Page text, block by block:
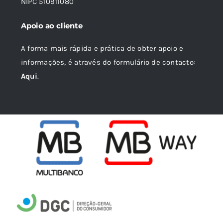
Apoio ao cliente
A forma mais rápida e prática de obter apoio e
informações, é através do formulário de contacto:
Aqui.